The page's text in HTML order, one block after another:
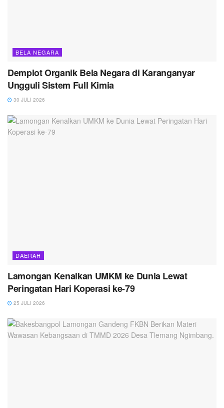
BELA NEGARA
Demplot Organik Bela Negara di Karanganyar
Ungguli Sistem Full Kimia
30 JULI 2026
DAERAH
Lamongan Kenalkan UMKM ke Dunia Lewat
Peringatan Hari Koperasi ke-79
25 JULI 2026